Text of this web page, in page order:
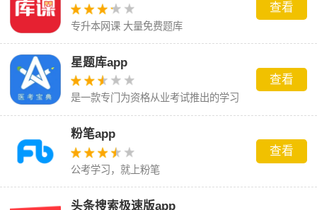
专升本网课 大量免费题库
查看
星题库app
是一款专门为资格从业考试推出的学习
软件
查看
粉笔app
公考学习，就上粉笔
查看
头条搜索极速版app